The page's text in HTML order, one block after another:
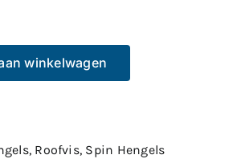
winkelwagen
, Roofvis, Spin Hengels